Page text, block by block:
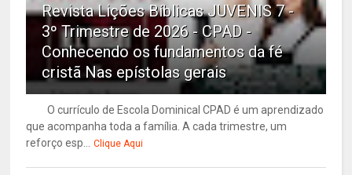
Revista Lições Bíblicas JUVENIS 7 -
3º Trimestre de 2026 - CPAD -
Conhecendo os fundamentos da fé
cristã Nas epístolas gerais
O currículo de Escola Dominical CPAD é um aprendizado
que acompanha toda a família. A cada trimestre, um
reforço esp...
Clique Aqui